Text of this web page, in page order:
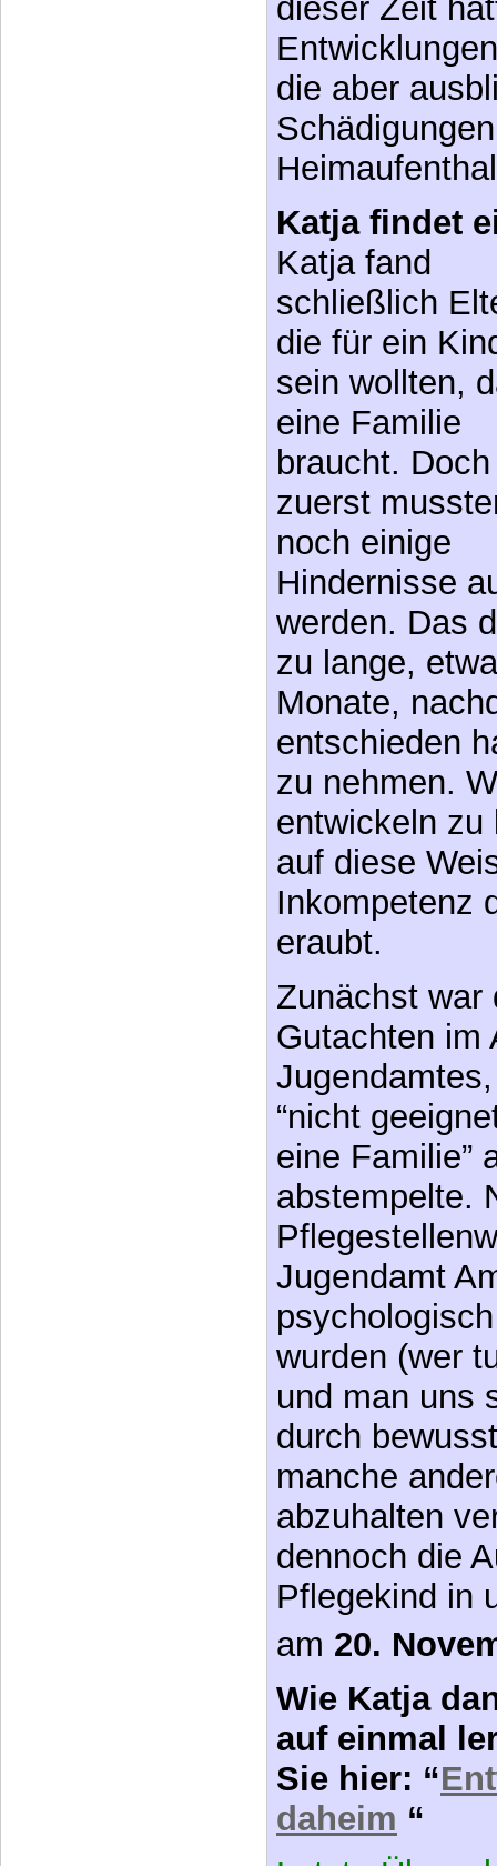
die aber
Katja findet
Katja fand
schließlich
die für ein
sein wollten,
eine Familie
braucht. Doch
zuerst
noch einige
Hindernisse
werden. Das
zu lange,
Monate,
entschieden
zu nehmen.
entwickeln zu
auf diese
Inkompetenz
eraubt.
Zunächst war
Gutachten im
“nicht
eine Familie”
abstempelte.
Jugendamt
wurden (wer
und man uns
durch
manche
abzuhalten
dennoch die
Pflegekind in
am20.
Wie Katja
auf einmal
Sie hier: “
daheim“
Letzte